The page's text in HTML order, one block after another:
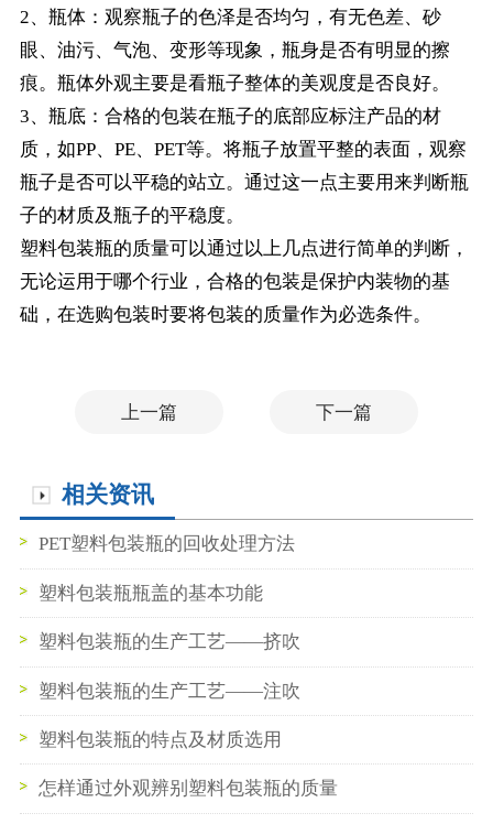
2、瓶体：观察瓶子的色泽是否均匀，有无色差、砂
眼、油污、气泡、变形等现象，瓶身是否有明显的擦
痕。瓶体外观主要是看瓶子整体的美观度是否良好。
3、瓶底：合格的包装在瓶子的底部应标注产品的材
质，如PP、PE、PET等。将瓶子放置平整的表面，观察
瓶子是否可以平稳的站立。通过这一点主要用来判断瓶
子的材质及瓶子的平稳度。
塑料包装瓶的质量可以通过以上几点进行简单的判断，
无论运用于哪个行业，合格的包装是保护内装物的基
础，在选购包装时要将包装的质量作为必选条件。
上一篇 下一篇
相关资讯
PET塑料包装瓶的回收处理方法
塑料包装瓶瓶盖的基本功能
塑料包装瓶的生产工艺——挤吹
塑料包装瓶的生产工艺——注吹
塑料包装瓶的特点及材质选用
怎样通过外观辨别塑料包装瓶的质量